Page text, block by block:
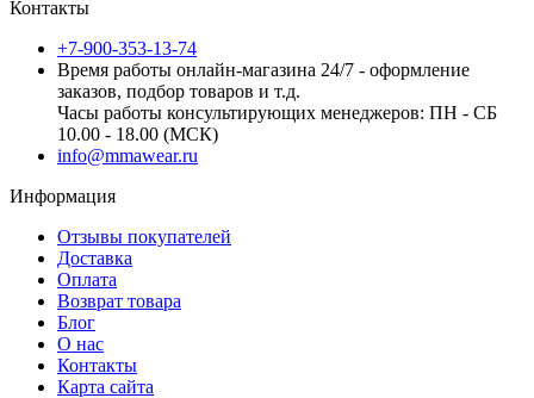
Контакты
+7-900-353-13-74
Время работы онлайн-магазина 24/7 - оформление
заказов, подбор товаров и т.д.
Часы работы консультирующих менеджеров: ПН - СБ
10.00 - 18.00 (МСК)
info@mmawear.ru
Информация
Отзывы покупателей
Доставка
Оплата
Возврат товара
Блог
О нас
Контакты
Карта сайта